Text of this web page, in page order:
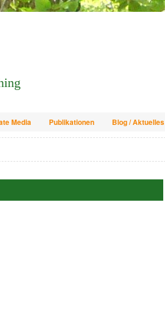
Media Publikationen Blog / Aktuelles